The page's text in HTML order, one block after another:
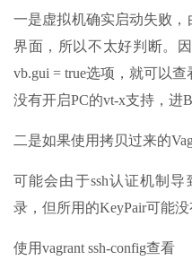
一是虚拟机确实启动失败，
界面，所以不太好判断。
vb.gui = true选项，就可以
没有开启PC的vt-x支持，进
二是如果使用拷贝过来的
可能会由于ssh认证机制导
录，但所用的KeyPair可能没
使用vagrant ssh-config查看